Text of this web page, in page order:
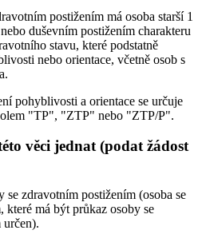
postižením má osoba starší 1
duševním postižením charakteru
stavu, které podstatně
nebo orientace, včetně osob s
pohyblivosti a orientace se určuje
"TP", "ZTP" nebo "ZTP/P".
věci jednat (podat žádost
se zdravotním postižením (osoba se
které má být průkaz osoby se
určen).